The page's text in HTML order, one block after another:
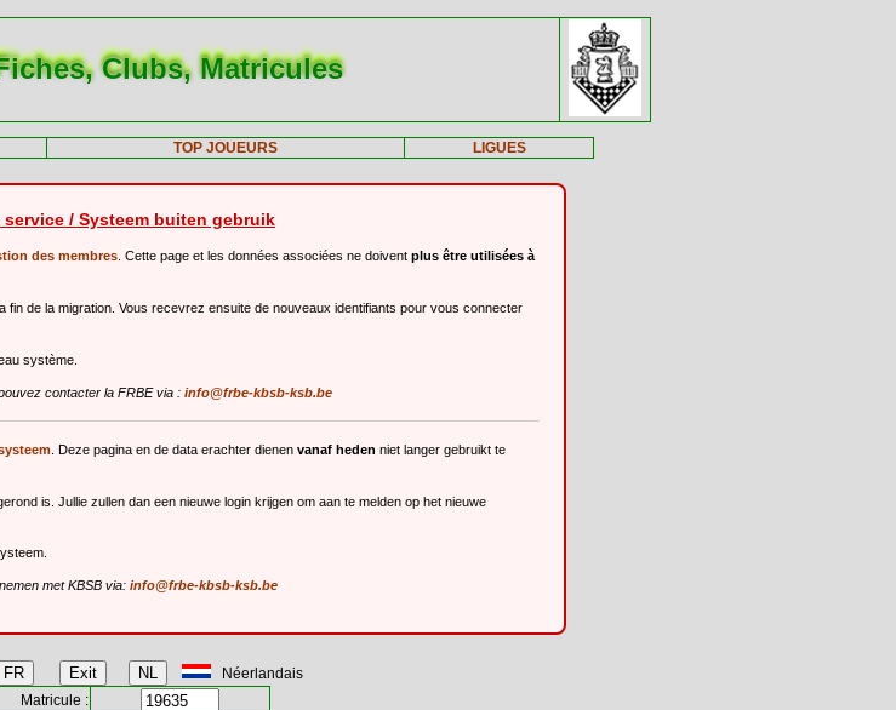
Clubs, Matricules
TOP JOUEURS LIGUES
service / Systeem buiten gebruik
des membres . Cette page et les données associées ne doivent plus être utilisées à
de la migration. Vous recevrez ensuite de nouveaux identifiants pour vous connecter
système.
contacter la FRBE via : info@frbe-kbsb-ksb.be
. Deze pagina en de data erachter dienen vanaf heden niet langer gebruikt te
is. Jullie zullen dan een nieuwe login krijgen om aan te melden op het nieuwe
met KBSB via: info@frbe-kbsb-ksb.be
Néerlandais
Matricule :